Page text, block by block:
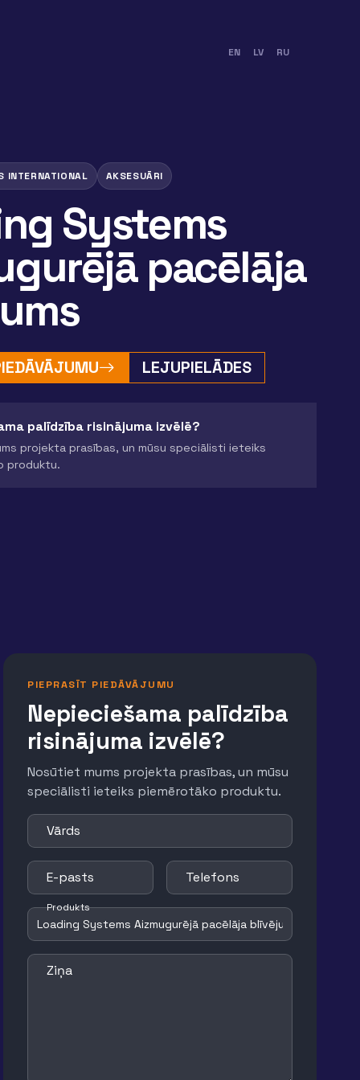
EN LV RU
INTERNATIONAL AKSESUĀRI
Systems
pacēlāja
LEJUPIELĀDES
palīdzība risinājuma izvēlē?
projekta prasības, un mūsu speciālisti ieteiks
produktu.
PIEPRASĪT PIEDĀVĀJUMU
Nepieciešama palīdzība
risinājuma izvēlē?
Nosūtiet mums projekta prasības, un mūsu
speciālisti ieteiks piemērotāko produktu.
Vārds
E-pasts Telefons
Produkts
Ziņa